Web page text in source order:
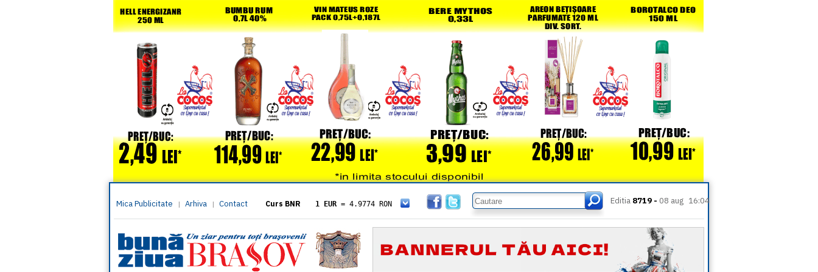
Mica Publicitate | Arhiva | Contact Curs BNR 1 EUR = 4.9774 RON
= 5.8304 RON
1 XAU= 464.4611 RON
1 AED= 1.1933 RON
1 AUD= 2.7957 RON
1 BGN= 2.5449 RON
Editia 8719 - 08 aug 16:04